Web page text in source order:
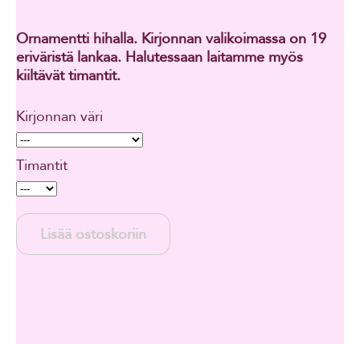
Ornamentti hihalla. Kirjonnan valikoimassa on 19
eriväristä lankaa. Halutessaan laitamme myös
kiiltävät timantit.
Kirjonnan väri
Timantit
Lisää ostoskoriin